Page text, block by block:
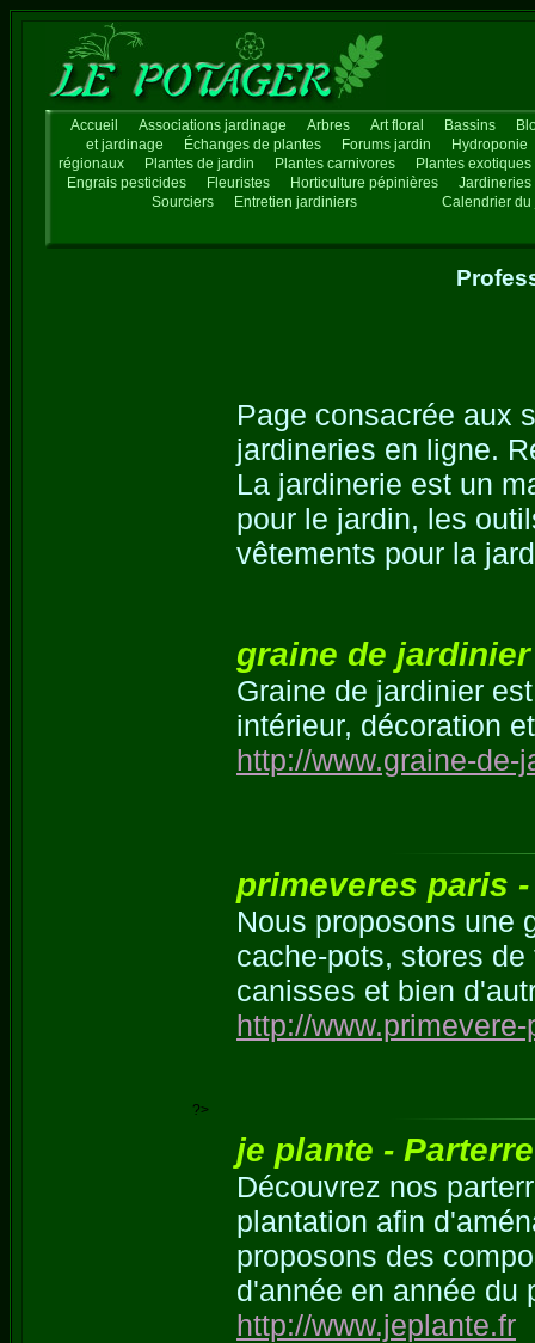
Accueil Associations jardinage Arbres Art floral Bassins
et jardinage
Échanges de plantes Forums jardin
Hydroponie
régionaux
Plantes de jardin Plantes carnivores
Plantes exotiques
Engrais pesticides
Fleuristes Horticulture pépinières
Jardineries
Sourciers
Entretien jardiniers Calendrier du
?>
Page consacrée aux
jardineries en ligne.
La jardinerie est un
pour le jardin, les
vêtements pour la
graine de
Graine de jardinier
intérieur, décoration
http://www.graine-de-
primeveres paris
Nous proposons une
cache-pots, stores
canisses et bien
http://
je plante -
Découvrez nos
plantation afin
proposons des
d'année en année du
http://www.jeplante.fr